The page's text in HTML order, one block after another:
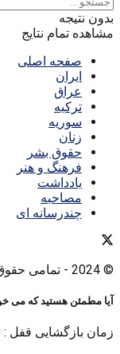
بدون نتیجه
مشاهده تمام نتایج
صفحه اصلی
ایران
عراق
ترکیه
سوریه
زنان
حقوق بشر
فرهنگ و هنر
یادداشت
مصاحبه
چندرسانه ای
© 2024 - تمامی
آیا مطمئن هستید که می
زمان بازگشایی قفل : 0